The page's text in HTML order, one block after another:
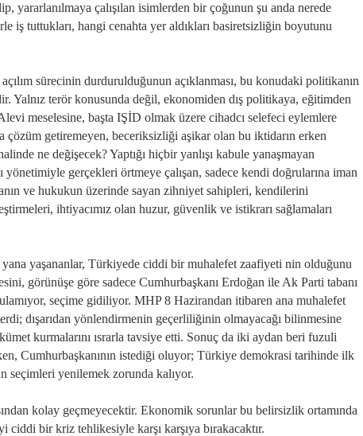
yararlanılmaya çalışılan isimlerden bir çoğunun şu anda nerede
iş tuttukları, hangi cenahta yer aldıkları basiretsizliğin boyutunu
sürecinin durdurulduğunun açıklanması, bu konudaki politikanın
Yalnız terör konusunda değil, ekonomiden dış politikaya, eğitimden
Alevi meselesine, başta IŞİD olmak üzere cihadcı selefeci eylemlere
çözüm getiremeyen, beceriksizliği aşikar olan bu iktidarın erken
ne değişecek? Yaptığı hiçbir yanlışı kabule yanaşmayan
yönetimiyle gerçekleri örtmeye çalışan, sadece kendi doğrularına iman
ve hukukun üzerinde sayan zihniyet sahipleri, kendilerini
ihtiyacımız olan huzur, güvenlik ve istikrarı sağlamaları
yaşananlar, Türkiyede ciddi bir muhalefet zaafiyeti nin olduğunu
görünüşe göre sadece Cumhurbaşkanı Erdoğan ile Ak Parti tabanı
seçime gidiliyor. MHP 8 Hazirandan itibaren ana muhalefet
dışarıdan yönlendirmenin geçerliliğinin olmayacağı bilinmesine
kurmalarını ısrarla tavsiye etti. Sonuç da iki aydan beri fuzuli
Cumhurbaşkanının istediği oluyor; Türkiye demokrasi tarihinde ilk
seçimleri yenilemek zorunda kalıyor.
kolay geçmeyecektir. Ekonomik sorunlar bu belirsizlik ortamında
ciddi bir kriz tehlikesiyle karşı karşıya bırakacaktır.